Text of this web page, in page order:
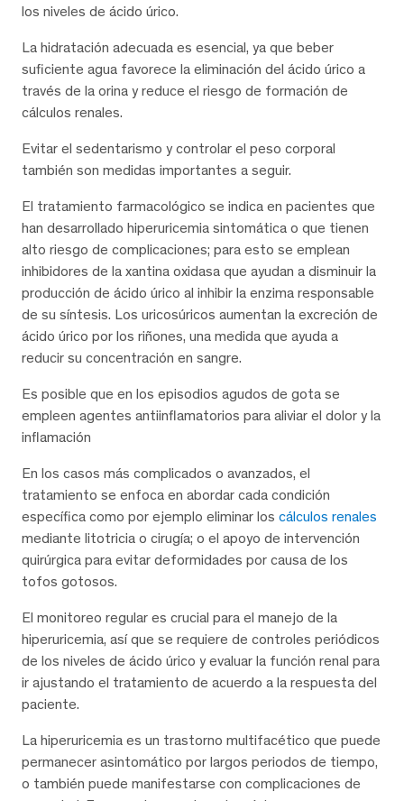
los niveles de ácido úrico.
La hidratación adecuada es esencial, ya que beber
suficiente agua favorece la eliminación del ácido úrico a
través de la orina y reduce el riesgo de formación de
cálculos renales.
Evitar el sedentarismo y controlar el peso corporal
también son medidas importantes a seguir.
El tratamiento farmacológico se indica en pacientes que
han desarrollado hiperuricemia sintomática o que tienen
alto riesgo de complicaciones; para esto se emplean
inhibidores de la xantina oxidasa que ayudan a disminuir la
producción de ácido úrico al inhibir la enzima responsable
de su síntesis. Los uricosúricos aumentan la excreción de
ácido úrico por los riñones, una medida que ayuda a
reducir su concentración en sangre.
Es posible que en los episodios agudos de gota se
empleen agentes antiinflamatorios para aliviar el dolor y la
inflamación
En los casos más complicados o avanzados, el
tratamiento se enfoca en abordar cada condición
específica como por ejemplo eliminar los cálculos renales
mediante litotricia o cirugía; o el apoyo de intervención
quirúrgica para evitar deformidades por causa de los
tofos gotosos.
El monitoreo regular es crucial para el manejo de la
hiperuricemia, así que se requiere de controles periódicos
de los niveles de ácido úrico y evaluar la función renal para
ir ajustando el tratamiento de acuerdo a la respuesta del
paciente.
La hiperuricemia es un trastorno multifacético que puede
permanecer asintomático por largos periodos de tiempo,
o también puede manifestarse con complicaciones de